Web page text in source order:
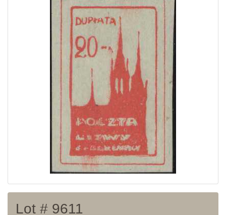
Current auction
Recent result
Lot # 9611